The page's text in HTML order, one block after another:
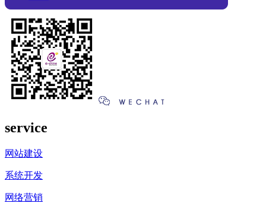
service
网站建设
系统开发
网络营销